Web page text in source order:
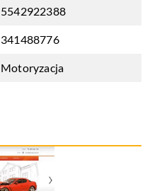
5542922388
341488776
Motoryzacja